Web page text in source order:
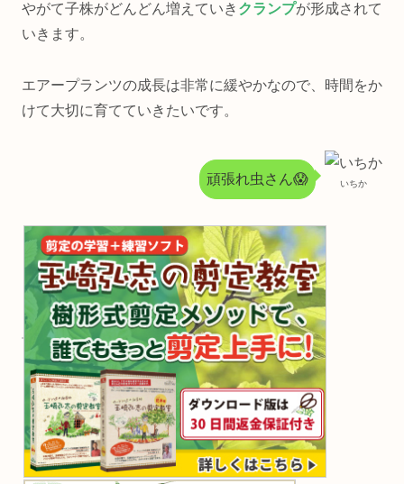
やがて子株がどんどん増えていき クランプが形成されて
いきます。
エアープランツの成長は非常に緩やかなので、時間をか
けて大切に育てていきたいです。
いちか
頑張れ虫さん😱